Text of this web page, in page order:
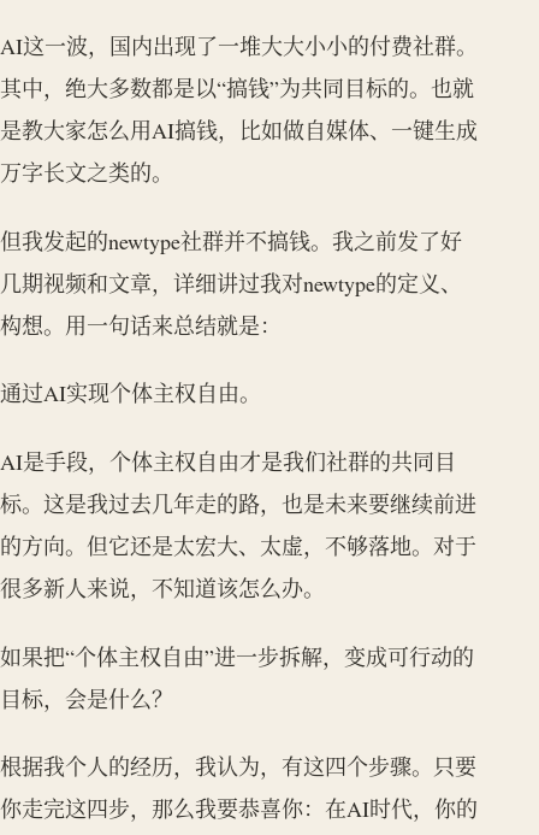
AI这一波，国内出现了一堆大大小小的付费社群。
其中，绝大多数都是以“搞钱”为共同目标的。也就
是教大家怎么用AI搞钱，比如做自媒体、一键生成
万字长文之类的。
但我发起的newtype社群并不搞钱。我之前发了好
几期视频和文章，详细讲过我对newtype的定义、
构想。用一句话来总结就是：
通过AI实现个体主权自由。
AI是手段，个体主权自由才是我们社群的共同目
标。这是我过去几年走的路，也是未来要继续前进
的方向。但它还是太宏大、太虚，不够落地。对于
很多新人来说，不知道该怎么办。
如果把“个体主权自由”进一步拆解，变成可行动的
目标，会是什么？
根据我个人的经历，我认为，有这四个步骤。只要
你走完这四步，那么我要恭喜你：在AI时代，你的